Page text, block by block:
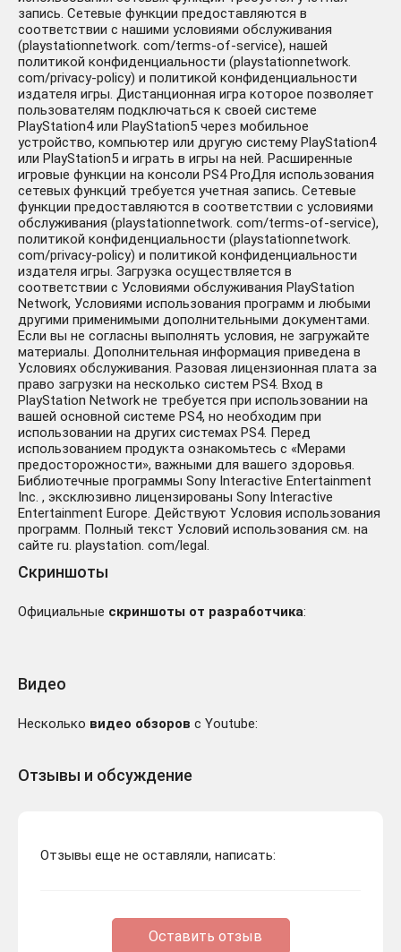
запись. Сетевые функции предоставляются в
соответствии с нашими условиями обслуживания
(playstationnetwork. com/terms-of-service), нашей
политикой конфиденциальности (playstationnetwork.
com/privacy-policy) и политикой конфиденциальности
издателя игры. Дистанционная игра которое позволяет
пользователям подключаться к своей системе
PlayStation4 или PlayStation5 через мобильное
устройство, компьютер или другую систему PlayStation4
или PlayStation5 и играть в игры на ней. Расширенные
игровые функции на консоли PS4 ProДля использования
сетевых функций требуется учетная запись. Сетевые
функции предоставляются в соответствии с условиями
обслуживания (playstationnetwork. com/terms-of-service),
политикой конфиденциальности (playstationnetwork.
com/privacy-policy) и политикой конфиденциальности
издателя игры. Загрузка осуществляется в
соответствии с Условиями обслуживания PlayStation
Network, Условиями использования программ и любыми
другими применимыми дополнительными документами.
Если вы не согласны выполнять условия, не загружайте
материалы. Дополнительная информация приведена в
Условиях обслуживания. Разовая лицензионная плата за
право загрузки на несколько систем PS4. Вход в
PlayStation Network не требуется при использовании на
вашей основной системе PS4, но необходим при
использовании на других системах PS4. Перед
использованием продукта ознакомьтесь с «Мерами
предосторожности», важными для вашего здоровья.
Библиотечные программы Sony Interactive Entertainment
Inc. , эксклюзивно лицензированы Sony Interactive
Entertainment Europe. Действуют Условия использования
программ. Полный текст Условий использования см. на
сайте ru. playstation. com/legal.
Скриншоты
Официальные скриншоты от разработчика:
Видео
Несколько видео обзоров с Youtube:
Отзывы и обсуждение
Отзывы еще не оставляли, написать:
Оставить отзыв